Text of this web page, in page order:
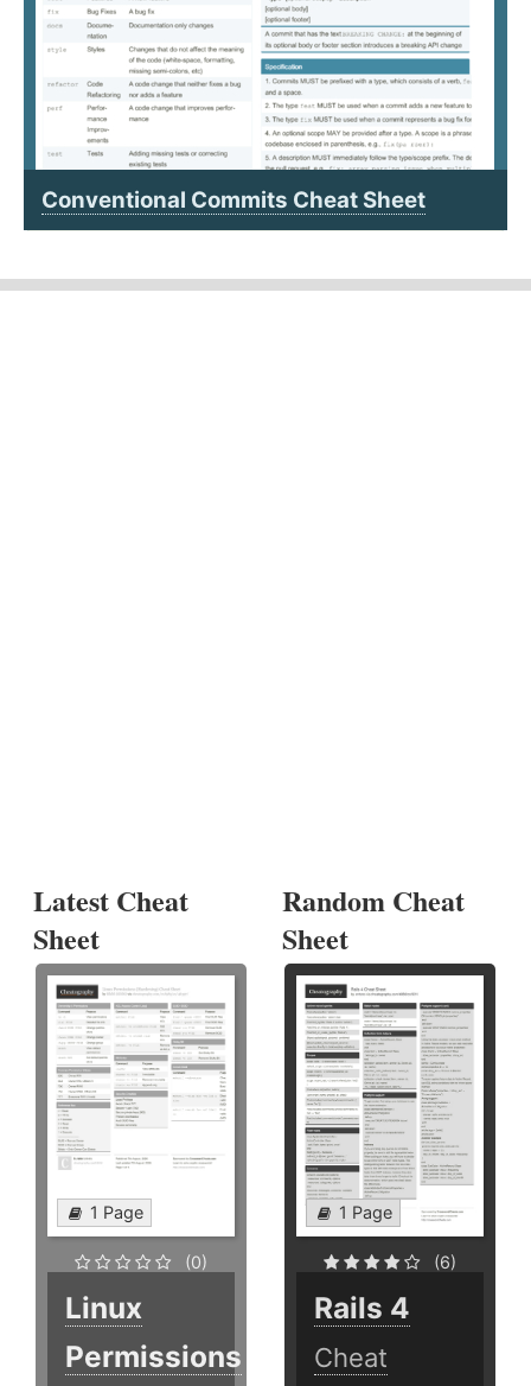
Conventional Commits Cheat Sheet
Latest Cheat
Sheet
1 Page
(0)
Linux
Permissions
Random Cheat
Sheet
1 Page
(6)
Rails 4
Cheat